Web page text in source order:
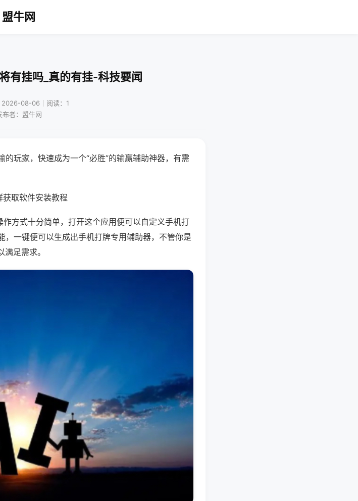
盟牛网
有挂吗_真的有挂-科技要闻
2026-08-06｜阅读：1
布者：盟牛网
玩家，快速成为一个“必胜”的输赢辅助神器，有需
取软件安装教程
方式十分简单，打开这个应用便可以自定义手机打
，一键便可以生成出手机打牌专用辅助器，不管你是
足需求。